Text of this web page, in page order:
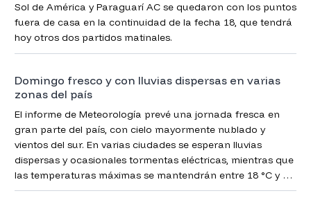
Sol de América y Paraguarí AC se quedaron con los puntos
fuera de casa en la continuidad de la fecha 18, que tendrá
hoy otros dos partidos matinales.
Domingo fresco y con lluvias dispersas en varias
zonas del país
El informe de Meteorología prevé una jornada fresca en
gran parte del país, con cielo mayormente nublado y
vientos del sur. En varias ciudades se esperan lluvias
dispersas y ocasionales tormentas eléctricas, mientras que
las temperaturas máximas se mantendrán entre 18 °C y 22
°C.